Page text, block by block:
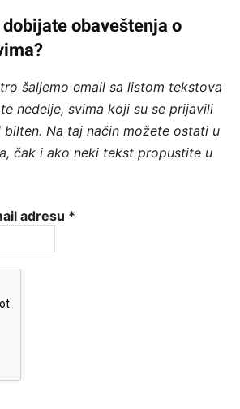
obaveštenja o
šaljemo email sa listom tekstova
nedelje, svima koji su se prijavili
bilten. Na taj način možete ostati u
čak i ako neki tekst propustite u
adresu *